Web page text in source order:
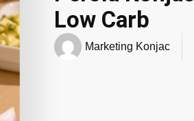
Low Carb
Marketing Konjac